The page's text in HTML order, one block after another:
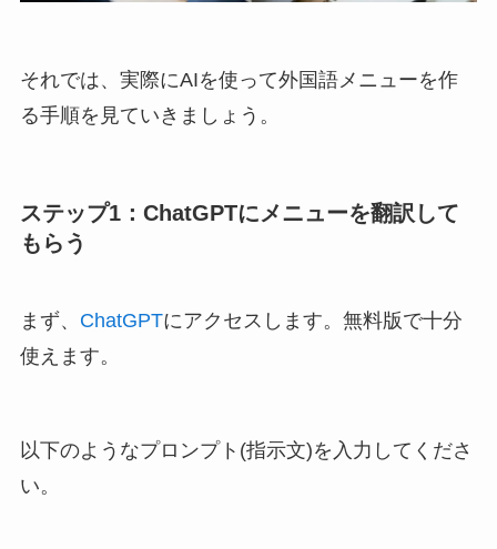
それでは、実際にAIを使って外国語メニューを作
る手順を見ていきましょう。
ステップ1：ChatGPTにメニューを翻訳して
もらう
まず、 ChatGPTにアクセスします。無料版で十分
使えます。
以下のようなプロンプト(指示文)を入力してくださ
い。